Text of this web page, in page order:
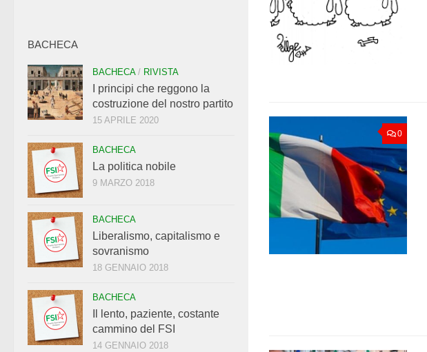
0
BACHECA
BACHECA/ RIVISTA
I principi che reggono la
costruzione del nostro partito
15 APRILE 2020
BACHECA
La politica nobile
9 MARZO 2018
BACHECA
Liberalismo, capitalismo e
sovranismo
18 GENNAIO 2018
BACHECA
Il lento, paziente, costante
cammino del FSI
14 GENNAIO 2018